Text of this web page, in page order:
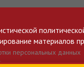
материалов
персональных данных
доступны по